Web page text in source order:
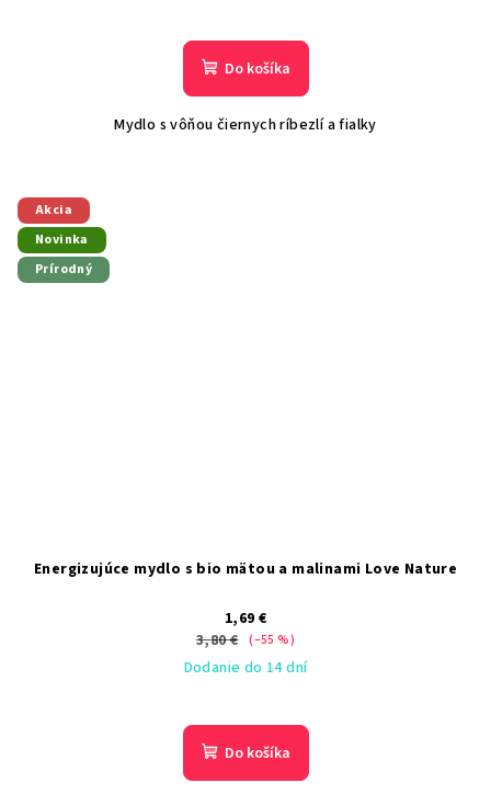
Do košíka
Mydlo s vôňou čiernych ríbezlí a fialky
Akcia
Novinka
Prírodný
Energizujúce mydlo s bio mätou a malinami Love Nature
1,69 €
3,80 € (–55 %)
Dodanie do 14 dní
Do košíka